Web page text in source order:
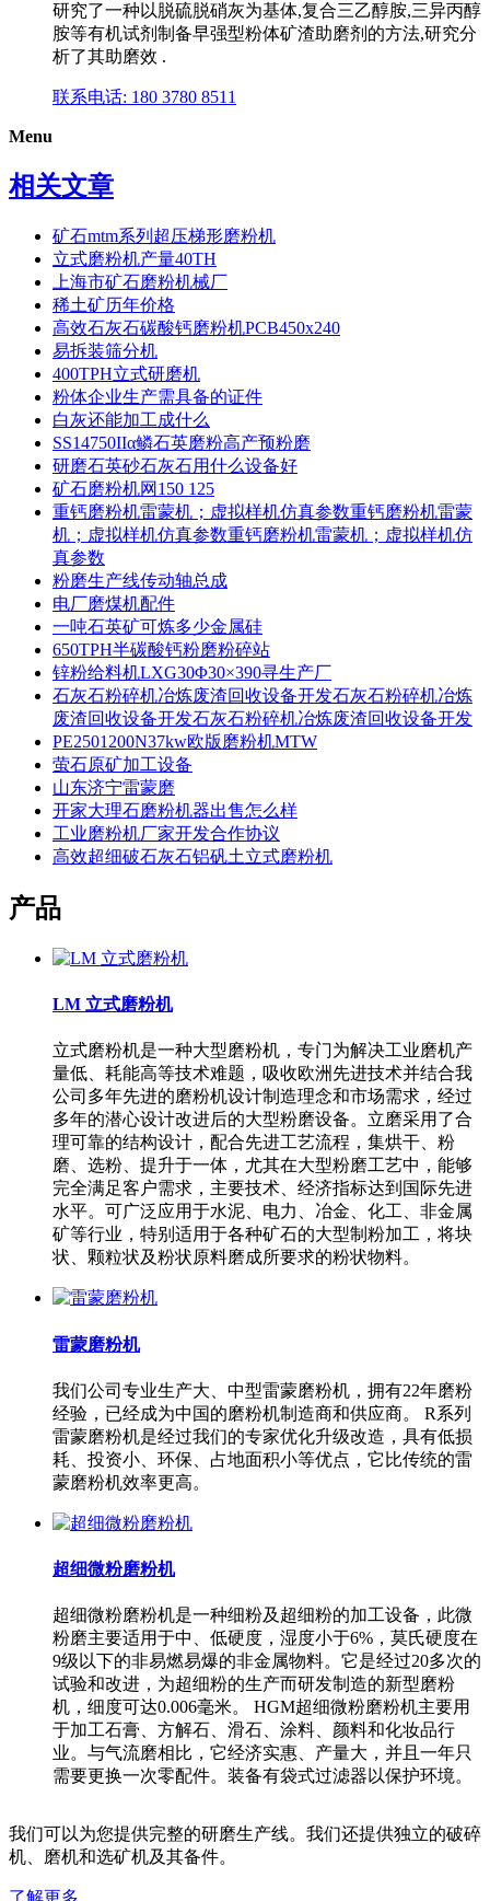
研究了一种以脱硫脱硝灰为基体,复合三乙醇胺,三异丙醇
胺等有机试剂制备早强型粉体矿渣助磨剂的方法,研究分
析了其助磨效 .
联系电话: 180 3780 8511
Menu
相关文章
矿石mtm系列超压梯形磨粉机
立式磨粉机产量40TH
上海市矿石磨粉机械厂
稀土矿历年价格
高效石灰石碳酸钙磨粉机PCB450x240
易拆装筛分机
400TPH立式研磨机
粉体企业生产需具备的证件
白灰还能加工成什么
SS14750IIα鳞石英磨粉高产预粉磨
研磨石英砂石灰石用什么设备好
矿石磨粉机网150 125
重钙磨粉机雷蒙机；虚拟样机仿真参数重钙磨粉机雷蒙
机；虚拟样机仿真参数重钙磨粉机雷蒙机；虚拟样机仿
真参数
粉磨生产线传动轴总成
电厂磨煤机配件
一吨石英矿可炼多少金属硅
650TPH半碳酸钙粉磨粉碎站
锌粉给料机LXG30Φ30×390寻生产厂
石灰石粉碎机冶炼废渣回收设备开发石灰石粉碎机冶炼
废渣回收设备开发石灰石粉碎机冶炼废渣回收设备开发
PE2501200N37kw欧版磨粉机MTW
萤石原矿加工设备
山东济宁雷蒙磨
开家大理石磨粉机器出售怎么样
工业磨粉机厂家开发合作协议
高效超细破石灰石铝矾土立式磨粉机
产品
LM 立式磨粉机
立式磨粉机是一种大型磨粉机，专门为解决工业磨机产
量低、耗能高等技术难题，吸收欧洲先进技术并结合我
公司多年先进的磨粉机设计制造理念和市场需求，经过
多年的潜心设计改进后的大型粉磨设备。立磨采用了合
理可靠的结构设计，配合先进工艺流程，集烘干、粉
磨、选粉、提升于一体，尤其在大型粉磨工艺中，能够
完全满足客户需求，主要技术、经济指标达到国际先进
水平。可广泛应用于水泥、电力、冶金、化工、非金属
矿等行业，特别适用于各种矿石的大型制粉加工，将块
状、颗粒状及粉状原料磨成所要求的粉状物料。
雷蒙磨粉机
我们公司专业生产大、中型雷蒙磨粉机，拥有22年磨粉
经验，已经成为中国的磨粉机制造商和供应商。 R系列
雷蒙磨粉机是经过我们的专家优化升级改造，具有低损
耗、投资小、环保、占地面积小等优点，它比传统的雷
蒙磨粉机效率更高。
超细微粉磨粉机
超细微粉磨粉机是一种细粉及超细粉的加工设备，此微
粉磨主要适用于中、低硬度，湿度小于6%，莫氏硬度在
9级以下的非易燃易爆的非金属物料。它是经过20多次的
试验和改进，为超细粉的生产而研发制造的新型磨粉
机，细度可达0.006毫米。 HGM超细微粉磨粉机主要用
于加工石膏、方解石、滑石、涂料、颜料和化妆品行
业。与气流磨相比，它经济实惠、产量大，并且一年只
需要更换一次零配件。装备有袋式过滤器以保护环境。
我们可以为您提供完整的研磨生产线。我们还提供独立的破碎
机、磨机和选矿机及其备件。